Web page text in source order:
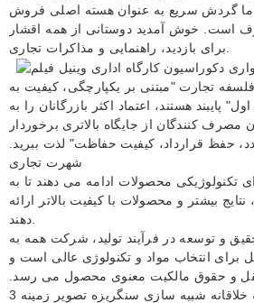
اما گردش سریع به عنوان هسته اصلی فروش
است. خوش آمدید دوستانی از همه اقشار
تجارت "مبتنی بر یکپارچگی، کیفیت به
پایبند هستند، اعتماد اکثر بازرگانان را به
مصرف کنندگان از جایگاه بالاتری برخوردار
حفظ قرارداد، کیفیت حفاظت" لذت ببرید.
شهرت تجاری
تکنولوژیکی محصولات ادامه می دهند تا به
بیشتر و محصولات با کیفیت بالاتر ارائه
و توسعه در فرآیند تولید، شرکت همه به
برای انتخاب مواد و تکنولوژی عالی است و
و حقوق مالکیت معنوی محصول می رسد.
توسعه خلاقانه شبیه سازی سنگریزه تصویر زمینه 3D، شبیه سازی